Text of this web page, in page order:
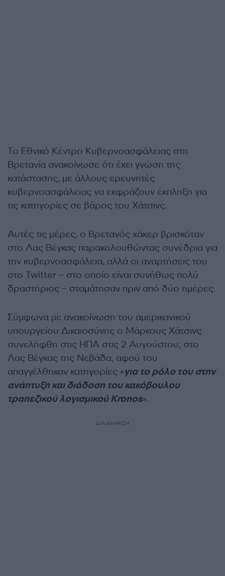
Το Εθνικό Κέντρο Κυβερνοασφάλειας στη
Βρετανία ανακοίνωσε ότι έχει γνώση της
κατάστασης, με άλλους ερευνητές
κυβερνοασφάλειας να εκφράζουν έκπληξη για
τις κατηγορίες σε βάρος του Χάτσινς.
Αυτές τις μέρες, ο Βρετανός χάκερ βρισκόταν
στο Λας Βέγκας παρακολουθώντας συνέδρια για
την κυβερνοασφάλεια, αλλά οι αναρτήσεις του
στο Twitter – στο οποίο είναι συνήθως πολύ
δραστήριος – σταμάτησαν πριν από δύο ημέρες.
Σύμφωνα με ανακοίνωση του αμερικανικού
υπουργείου Δικαιοσύνης ο Μάρκους Χάτσινς
συνελήφθη στις ΗΠΑ στις 2 Αυγούστου, στο
Λας Βέγκας της Νεβάδα, αφού του
απαγγέλθηκαν κατηγορίες «για το ρόλο του στην
ανάπτυξη και διάδοση του κακόβουλου
τραπεζικού λογισμικού Kronos».
ΔΙΑΦΗΜΙΣΗ